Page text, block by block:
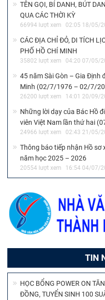
TÊN GỌI, BÍ DANH, BÚT
QUA CÁC THỜI KỲ
66994 lượt xem 02:05 18/05/
CÁC ĐỊA CHỈ ĐỎ, DI TÍCH
PHỐ HỒ CHÍ MINH
35802 lượt xem 04:20 07/05/
45 năm Sài Gòn – Gia Định
Minh (02/7/1976 – 02/7/
26200 lượt xem 14:01 20/09/
Những lời dạy của Bác Hồ
viên Việt Nam lần thứ hai
24966 lượt xem 02:43 21/05/
Thông báo tiếp nhận Hồ sơ
năm học 2025 – 2026
20554 lượt xem 16:54 04/07/
TIN
HỌC BỔNG POWER ON
ĐỒNG, TUYỂN SINH 100